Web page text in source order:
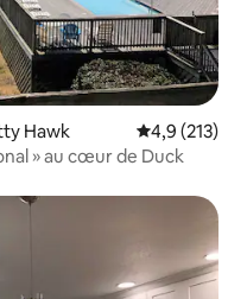
Hawk Évaluation
4,9 (213)
» au cœur de Duck
appréciés